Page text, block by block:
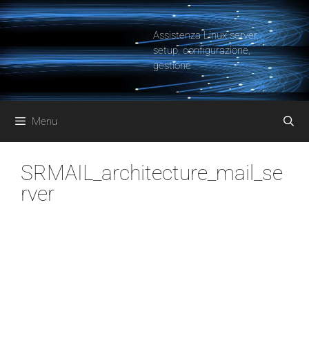
Vai
al
Assistenza Linux server,
setup, configurazione,
gestione
Menu
SRMAIL_architecture_mail_se
rver